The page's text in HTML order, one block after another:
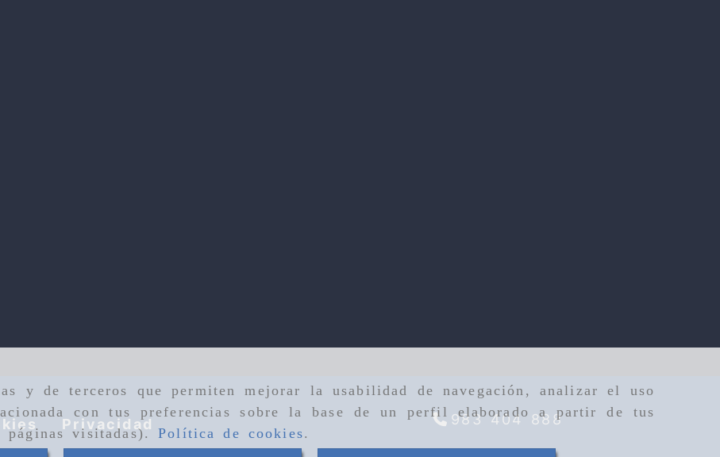
y de terceros que permiten mejorar la usabilidad de navegación, analizar el uso
con tus preferencias sobre la base de un perfil elaborado a partir de tus
páginas visitadas).Política de cookies.
Privacidad 983 404 888